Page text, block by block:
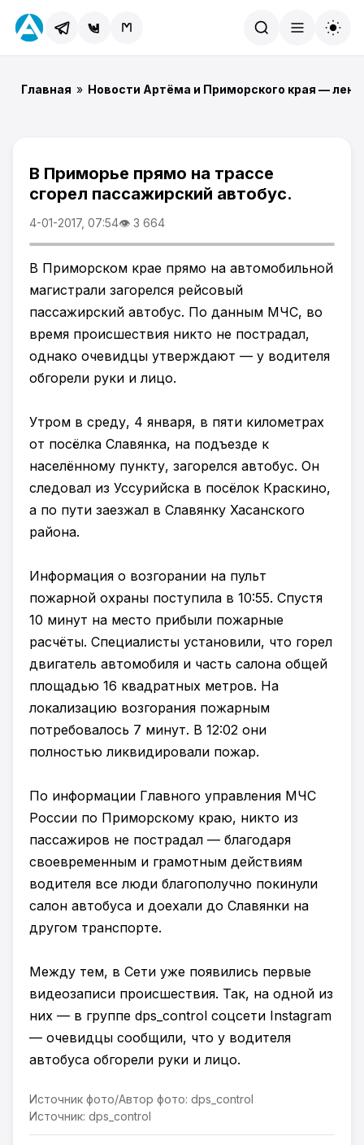
Главная » Новости Артёма и Приморского края —
В Приморье прямо на трассе
сгорел пассажирский автобус.
4-01-2017, 07:54👁 3 664
В Приморском крае прямо на автомобильной
магистрали загорелся рейсовый
пассажирский автобус. По данным МЧС, во
время происшествия никто не пострадал,
однако очевидцы утверждают — у водителя
обгорели руки и лицо.
Утром в среду, 4 января, в пяти километрах
от посёлка Славянка, на подъезде к
населённому пункту, загорелся автобус. Он
следовал из Уссурийска в посёлок Краскино,
а по пути заезжал в Славянку Хасанского
района.
Информация о возгорании на пульт
пожарной охраны поступила в 10:55. Спустя
10 минут на место прибыли пожарные
расчёты. Специалисты установили, что горел
двигатель автомобиля и часть салона общей
площадью 16 квадратных метров. На
локализацию возгорания пожарным
потребовалось 7 минут. В 12:02 они
полностью ликвидировали пожар.
По информации Главного управления МЧС
России по Приморскому краю, никто из
пассажиров не пострадал — благодаря
своевременным и грамотным действиям
водителя все люди благополучно покинули
салон автобуса и доехали до Славянки на
другом транспорте.
Между тем, в Сети уже появились первые
видеозаписи происшествия. Так, на одной из
них — в группе dps_control соцсети Instagram
— очевидцы сообщили, что у водителя
автобуса обгорели руки и лицо.
Источник фото/Автор фото: dps_control
Источник: dps_control